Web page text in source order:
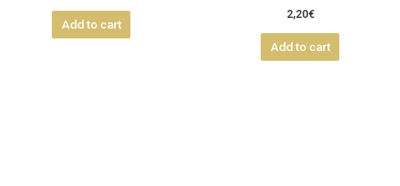
Add to cart
2,20€
Add to cart